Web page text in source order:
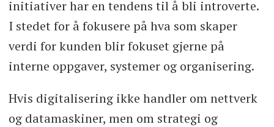
initiativer har en tendens til å bli introverte.
I stedet for å fokusere på hva som skaper
verdi for kunden blir fokuset gjerne på
interne oppgaver, systemer og organisering.
Hvis digitalisering ikke handler om nettverk
og datamaskiner, men om strategi og